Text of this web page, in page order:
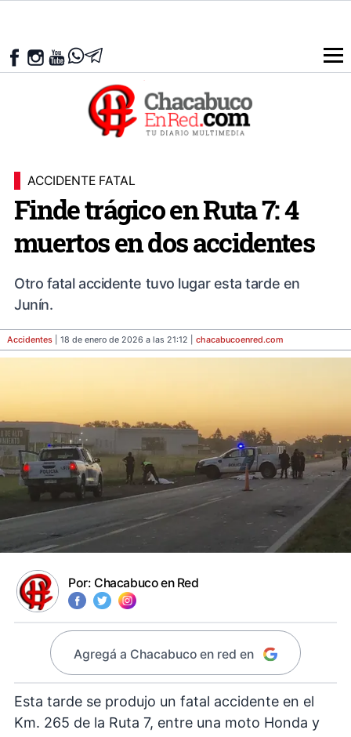
ACCIDENTE FATAL
Finde trágico en Ruta 7: 4
muertos en dos accidentes
Otro fatal accidente tuvo lugar esta tarde en
Junín.
Accidentes | 18 de enero de 2026 a las 21:12 | chacabucoenred.com
Por: Chacabuco en Red
Agregá a Chacabuco en red en
Esta tarde se produjo un fatal accidente en el
Km. 265 de la Ruta 7, entre una moto Honda y